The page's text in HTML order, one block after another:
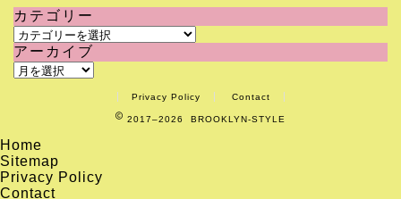
カテゴリー
カ
テ
ゴ
アーカイブ
ア
ブ
Privacy Policy Contact
2017–2026 BROOKLYN-STYLE
Home
Sitemap
Privacy Policy
Contact